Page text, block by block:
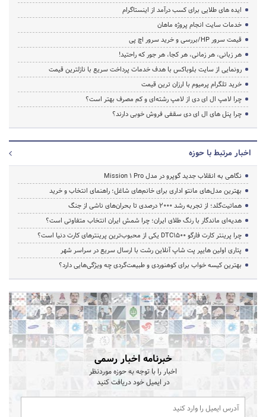
ایده های طلایی برای کسب درآمد از اینستاگرام
خدمات سایت انجام پروژه ماهان
قیمت سرور HP/بررسی و خرید سرور اچ پی
هر زبانی، هر زمانی، هر کجا، هر جور که راحتید!
رونمایی از سایت بلوباکس با هدف خدمات پرداخت سریع با نازلترین قیمت
خرید تلگرام پرمیوم با ارزان ترین قیمت
چرا لامپ ال ای دی از لامپ رشته‌ای و کم مصرف بهتر است؟
چرا پنل های ال ای دی سقفی فروش خوبی دارند؟
اخبار مرتبط با حوزه
نگاهی به انقلاب جدید گوپرو در مدل Mission 1 Pro
بهترین مدل‌های مانتو اداری برای خانم‌های شاغل؛ راهنمای انتخاب و خرید
هماتیت‌گلد؛ از تجربه رشد ۲۰۰۰ درصدی تا بحران‌های ناشی از جنگ
هدیه‌ای ماندگار با رنگ طلای ایران؛ چرا شمش ایران انتخاب متفاوتی است؟
چرا پرینتر کارت فارگو DTC1500 یکی از محبوب‌ترین پرینترهای کارت دنیا است؟
پتاری اولین هایپر پت شاپ آنلاین رشت با ارسال سریع در سراسر شهر
بهترین کیسه خواب برای کوهنوردی و طبیعت‌گردی چه ویژگی‌هایی دارد؟
خبرنامه اخبار رسمی
اخبار را با توجه به حوزه موردنظر
در ایمیل خود دریافت کنید